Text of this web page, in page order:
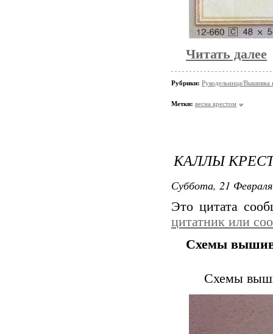
Читать далее
Рубрики: Рукодельница/Вышивка
Метки: весна крестом
КАЛЛЫ
Суббота, 21
Это цитата
цитатник или
Схемы
Схемы